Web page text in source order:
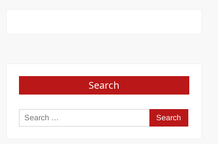
Search
Search
for: